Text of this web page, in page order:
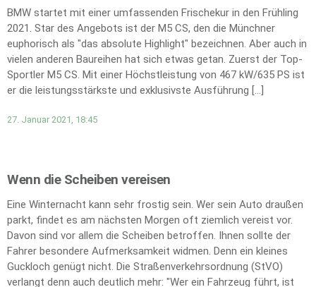
BMW startet mit einer umfassenden Frischekur in den Frühling
2021. Star des Angebots ist der M5 CS, den die Münchner
euphorisch als "das absolute Highlight" bezeichnen. Aber auch in
vielen anderen Baureihen hat sich etwas getan. Zuerst der Top-
Sportler M5 CS. Mit einer Höchstleistung von 467 kW/635 PS ist
er die leistungsstärkste und exklusivste Ausführung […]
27. Januar 2021, 18:45
Wenn die Scheiben vereisen
Eine Winternacht kann sehr frostig sein. Wer sein Auto draußen
parkt, findet es am nächsten Morgen oft ziemlich vereist vor.
Davon sind vor allem die Scheiben betroffen. Ihnen sollte der
Fahrer besondere Aufmerksamkeit widmen. Denn ein kleines
Guckloch genügt nicht. Die Straßenverkehrsordnung (StVO)
verlangt denn auch deutlich mehr: "Wer ein Fahrzeug führt, ist